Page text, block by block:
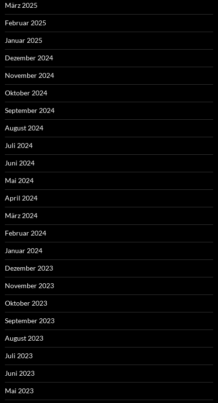
März 2025
Februar 2025
Januar 2025
Dezember 2024
November 2024
Oktober 2024
September 2024
August 2024
Juli 2024
Juni 2024
Mai 2024
April 2024
März 2024
Februar 2024
Januar 2024
Dezember 2023
November 2023
Oktober 2023
September 2023
August 2023
Juli 2023
Juni 2023
Mai 2023